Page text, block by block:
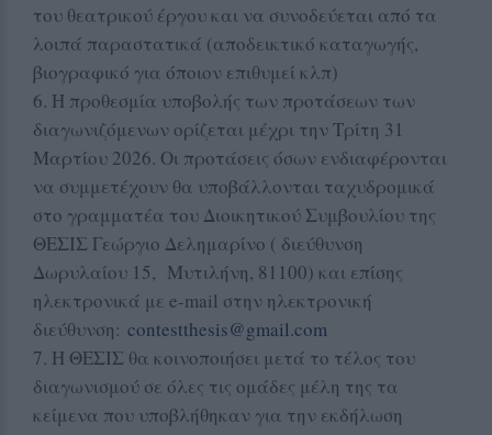
του θεατρικού έργου και να συνοδεύεται από τα
λοιπά παραστατικά (αποδεικτικό καταγωγής,
βιογραφικό για όποιον επιθυμεί κλπ)
6. Η προθεσμία υποβολής των προτάσεων των
διαγωνιζόμενων ορίζεται μέχρι την Τρίτη 31
Μαρτίου 2026. Οι προτάσεις όσων ενδιαφέρονται
να συμμετέχουν θα υποβάλλονται ταχυδρομικά
στο γραμματέα του Διοικητικού Συμβουλίου της
ΘΕΣΙΣ Γεώργιο Δελημαρίνο ( διεύθυνση
Δωρυλαίου 15, Μυτιλήνη, 81100) και επίσης
ηλεκτρονικά με e-mail στην ηλεκτρονική
διεύθυνση: contestthesis@gmail.com
7. Η ΘΕΣΙΣ θα κοινοποιήσει μετά το τέλος του
διαγωνισμού σε όλες τις ομάδες μέλη της τα
κείμενα που υποβλήθηκαν για την εκδήλωση